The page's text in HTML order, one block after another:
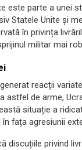
este parte a unei
Statele Unite și
în privința
militar mai
reacții
de arme,
situație a
fața agresiunii
discuțiile privind